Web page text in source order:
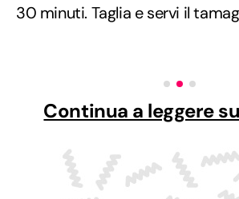
30 minuti. Taglia e servi il
Continua a leggere